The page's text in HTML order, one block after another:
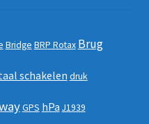
Bridge BRP Rotax Brug
schakelen druk
GPS hPa J1939